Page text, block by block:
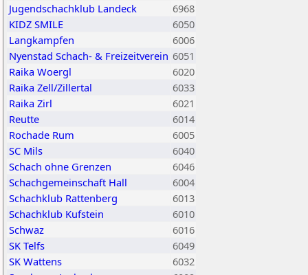
Jugendschachklub Landeck
6968
KIDZ SMILE
6050
Langkampfen
6006
Nyenstad Schach- & Freizeitverein 6051
Raika Woergl
6020
Raika Zell/Zillertal
6033
Raika Zirl
6021
Reutte
6014
Rochade Rum
6005
SC Mils
6040
Schach ohne Grenzen
6046
Schachgemeinschaft Hall
6004
Schachklub Rattenberg
6013
Schachklub Kufstein
6010
Schwaz
6016
SK Telfs
6049
SK Wattens
6032